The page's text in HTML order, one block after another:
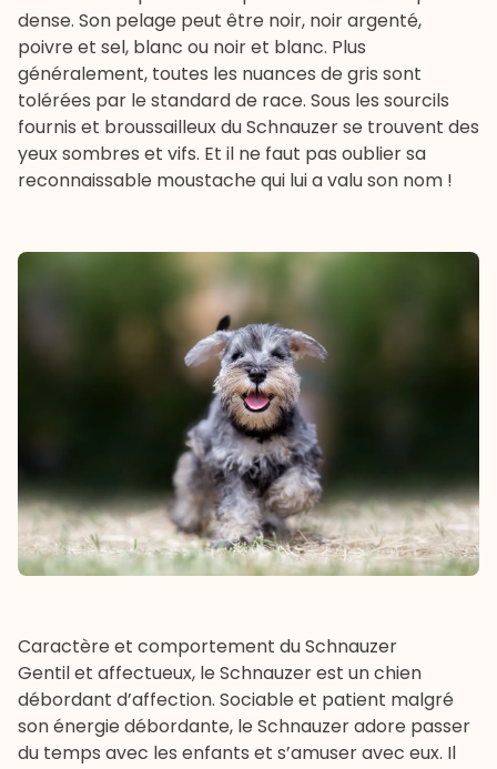
dense. Son pelage peut être noir, noir argenté,
poivre et sel, blanc ou noir et blanc. Plus
généralement, toutes les nuances de gris sont
tolérées par le standard de race. Sous les sourcils
fournis et broussailleux du Schnauzer se trouvent des
yeux sombres et vifs. Et il ne faut pas oublier sa
reconnaissable moustache qui lui a valu son nom !
Caractère et comportement du Schnauzer
Gentil et affectueux, le Schnauzer est un chien
débordant d’affection. Sociable et patient malgré
son énergie débordante, le Schnauzer adore passer
du temps avec les enfants et s’amuser avec eux. Il